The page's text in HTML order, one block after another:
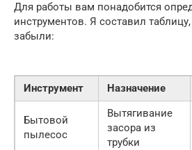
Для работы вам понадобится
инструментов. Я составил
забыли:
Инструмент Назначение
Бытовой
пылесос
Вытягивание
засора из
трубки